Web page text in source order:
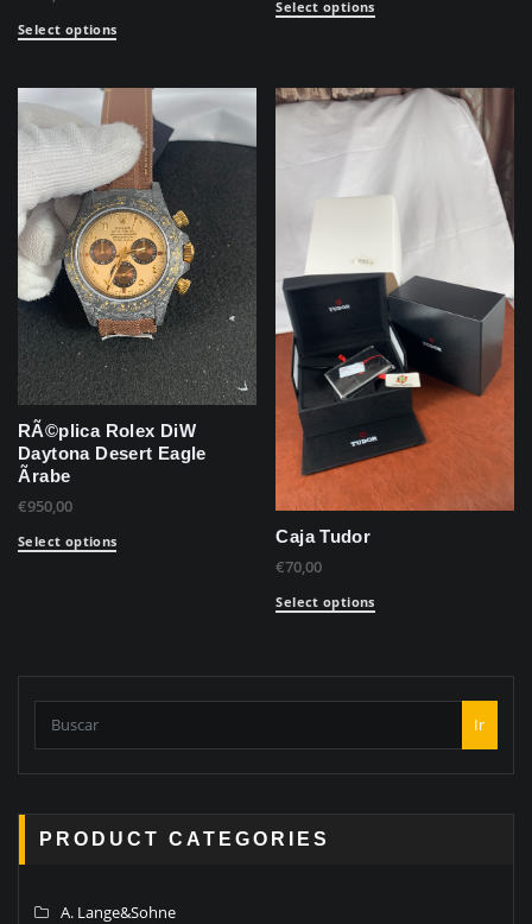
Select options
Select options
RÃ©plica Rolex DiW
Daytona Desert Eagle
Ãrabe
€950,00
Select options Caja Tudor
€70,00
Select options
Ir
PRODUCT CATEGORIES
A. Lange&Sohne